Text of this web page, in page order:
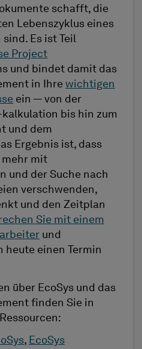
schafft, die
Lebenszyklus eines
Es ist Teil
Project
und bindet damit das
in Ihre wichtigen
ein — von der
bis hin zum
und dem
Ergebnis ist, dass
mehr mit
und der Suche nach
verschwenden,
und den Zeitplan
Sie mit einem
und
heute einen Termin
über EcoSys und das
finden Sie in
, EcoSys